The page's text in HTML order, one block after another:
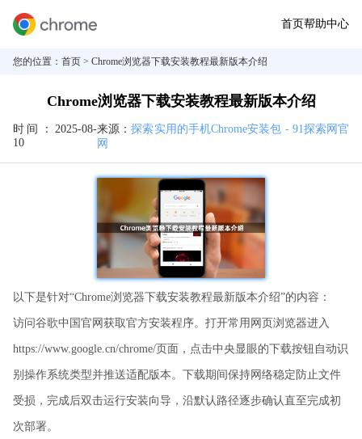
首页帮助中心
您的位置： 首页 > Chrome浏览器下载安装教程最新版本介绍
Chrome浏览器下载安装教程最新版本介绍
时间： 2025-08-
10
来源：探索实用的手机Chrome安装包 - 91探索网官
网
以下是针对“Chrome浏览器下载安装教程最新版本介绍”的内容：
访问谷歌中国官网获取官方安装程序。打开常用网页浏览器进入
https://www.google.cn/chrome/页面，点击中央显眼的下载按钮自动识
别操作系统类型并推送适配版本。下载期间保持网络稳定防止文件
受损，完成后双击运行安装向导，沿默认路径逐步确认直至完成初
次部署。